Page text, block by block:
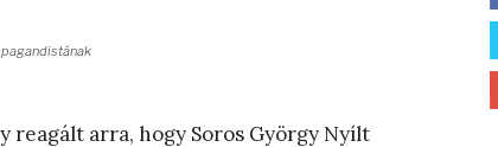
reagált arra, hogy Soros György Nyílt